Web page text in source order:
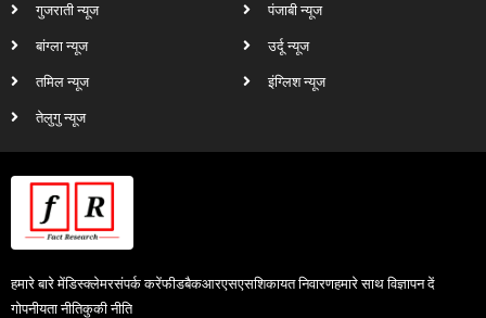
गुजराती न्यूज
बांग्ला न्यूज
तमिल न्यूज
तेलुगु न्यूज
पंजाबी न्यूज
उर्दू न्यूज
इंग्लिश न्यूज
हमारे बारे मेंडिस्क्लेमरसंपर्क करेंफीडबैकआरएसएसशिकायत निवारणहमारे साथ विज्ञापन दें
गोपनीयता नीतिकुकी नीति